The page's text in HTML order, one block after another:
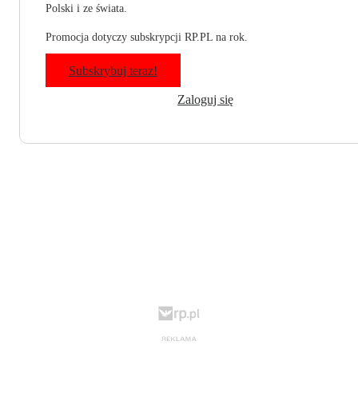
Polski i ze świata.
Promocja dotyczy subskrypcji RP.PL na rok.
Subskrybuj teraz!
Zaloguj się